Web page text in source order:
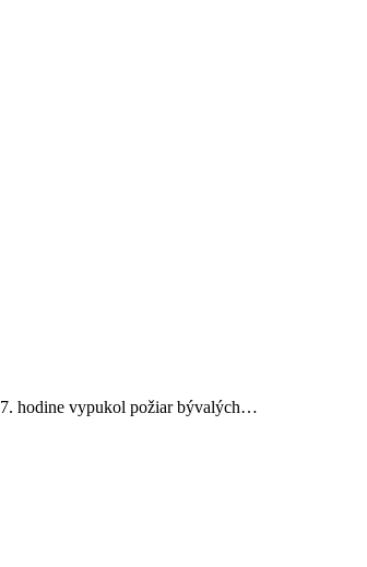
hodine vypukol požiar bývalých…